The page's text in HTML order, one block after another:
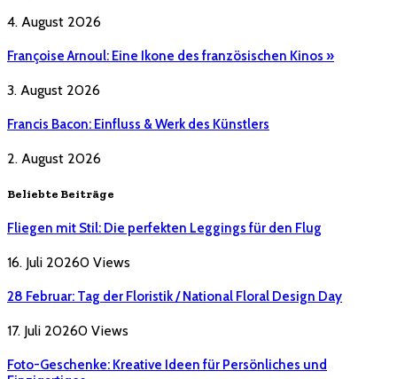
4. August 2026
Françoise Arnoul: Eine Ikone des französischen Kinos »
3. August 2026
Francis Bacon: Einfluss & Werk des Künstlers
2. August 2026
Beliebte Beiträge
Fliegen mit Stil: Die perfekten Leggings für den Flug
16. Juli 20260 Views
28 Februar: Tag der Floristik / National Floral Design Day
17. Juli 20260 Views
Foto-Geschenke: Kreative Ideen für Persönliches und